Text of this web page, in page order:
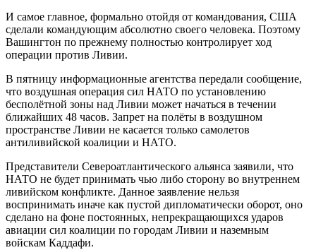
И самое главное, формально отойдя от командования, США
сделали командующим абсолютно своего человека. Поэтому
Вашингтон по прежнему полностью контролирует ход
операции против Ливии.
В пятницу информационные агентства передали сообщение,
что воздушная операция сил НАТО по установлению
бесполётной зоны над Ливии может начаться в течении
ближайших 48 часов. Запрет на полёты в воздушном
пространстве Ливии не касается только самолетов
антиливийской коалиции и НАТО.
Представители Североатлантического альянса заявили, что
НАТО не будет принимать чью либо сторону во внутреннем
ливийском конфликте. Данное заявление нельзя
воспринимать иначе как пустой дипломатически оборот, оно
сделано на фоне постоянных, непрекращающихся ударов
авиации сил коалиции по городам Ливии и наземным
войскам Каддафи.